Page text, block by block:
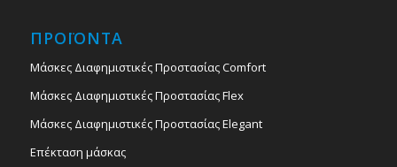
ΠΡΟΪΟΝΤΑ
Μάσκες Διαφημιστικές Προστασίας Comfort
Μάσκες Διαφημιστικές Προστασίας Flex
Μάσκες Διαφημιστικές Προστασίας Elegant
Επέκταση μάσκας